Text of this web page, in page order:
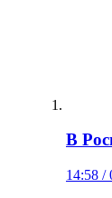
В
14:58 /